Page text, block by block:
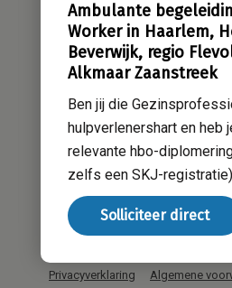
Ambulante
Worker in Haarlem,
Beverwijk, regio
Alkmaar Zaanstreek
Ben jij die
hulpverlenershart en heb
relevante hbo-
zelfs een SKJ-
Solliciteer direct
Contact
Privacyverklaring Algemene